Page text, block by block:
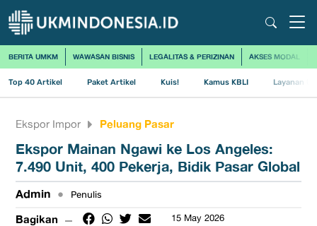
BERITA UMKM WAWASAN BISNIS LEGALITAS & PERIZINAN AKSES MODAL
Top 40 Artikel Paket Artikel Kuis! Kamus KBLI Layanan
Ekspor Impor Peluang Pasar
Ekspor Mainan Ngawi ke Los Angeles:
7.490 Unit, 400 Pekerja, Bidik Pasar Global
Admin • Penulis
Bagikan 15 May 2026